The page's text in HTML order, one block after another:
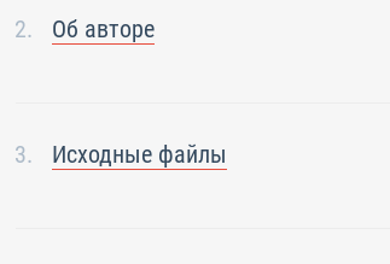
Об авторе
Исходные файлы